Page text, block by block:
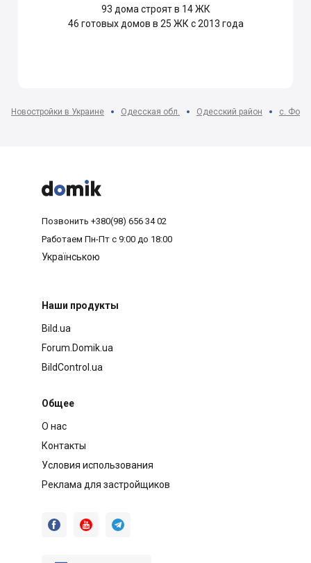
93 дома строят в 14 ЖК
46 готовых домов в 25 ЖК с 2013 года
Новостройки в Украине Одесская обл. Одесский район с.



Позвонить +380(98) 656 34 02
Работаем Пн-Пт с 9:00 до 18:00
Українською
Наши продукты
Bild.ua
Forum.Domik.ua
BildControl.ua
Общее
О нас
Контакты
Условия использования
Реклама для застройщиков
  